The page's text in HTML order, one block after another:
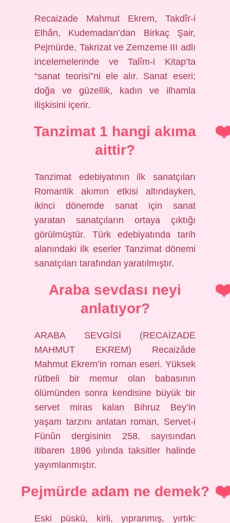
Recaizade Mahmut Ekrem, Takdîr-i
Elhân, Kudemadan’dan Birkaç Şair,
Pejmürde, Takrizat ve Zemzeme III adlı
incelemelerinde ve Talîm-i Kitap’ta
“sanat teorisi”ni ele alır. Sanat eseri;
doğa ve güzellik, kadın ve ilhamla
ilişkisini içerir.
Tanzimat 1 hangi akıma
aittir?
Tanzimat edebiyatının ilk sanatçıları
Romantik akımın etkisi altındayken,
ikinci dönemde sanat için sanat
yaratan sanatçıların ortaya çıktığı
görülmüştür. Türk edebiyatında tarih
alanındaki ilk eserler Tanzimat dönemi
sanatçıları tarafından yaratılmıştır.
Araba sevdası neyi
anlatıyor?
ARABA SEVGİSİ (RECAİZADE
MAHMUT EKREM) Recaizâde
Mahmut Ekrem’in roman eseri. Yüksek
rütbeli bir memur olan babasının
ölümünden sonra kendisine büyük bir
servet miras kalan Bihruz Bey’in
yaşam tarzını anlatan roman, Servet-i
Fünûn dergisinin 258. sayısından
itibaren 1896 yılında taksitler halinde
yayımlanmıştır.
Pejmürde adam ne demek?
Eski püskü, kirli, yıpranmış, yırtık: